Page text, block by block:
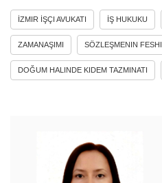
İZMIR İŞÇI AVUKATI İŞ HUKUKU
ZAMANAŞIMI SÖZLEŞMENIN FESHI
DOĞUM HALINDE KIDEM TAZMINATI